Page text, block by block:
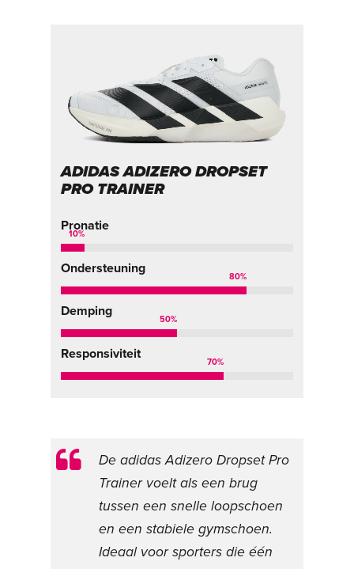
ADIDAS ADIZERO DROPSET
PRO TRAINER
Pronatie
10%
Ondersteuning
80%
Demping
50%
Responsiviteit
70%
De adidas Adizero Dropset Pro
Trainer voelt als een brug
tussen een snelle loopschoen
en een stabiele gymschoen.
Ideaal voor sporters die één